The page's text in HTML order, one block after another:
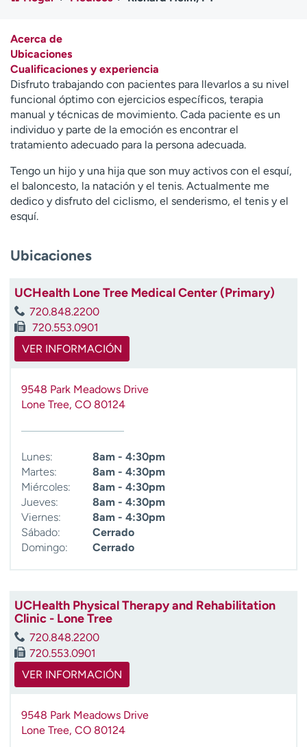
Ready. Set. CO.
Ensayos clínicos
Atención a medios de
comunicación
Contáctenos Noticias e historias
A
y
ú
d
a
m
e
n
o
n
Acerca de
Ubicaciones
Cualificaciones y experiencia
Disfruto trabajando con pacientes para llevarlos a su nivel
funcional óptimo con ejercicios específicos, terapia
manual y técnicas de movimiento. Cada paciente es un
individuo y parte de la emoción es encontrar el
tratamiento adecuado para la persona adecuada.
Tengo un hijo y una hija que son muy activos con el esquí,
el baloncesto, la natación y el tenis. Actualmente me
dedico y disfruto del ciclismo, el senderismo, el tenis y el
esquí.
Ubicaciones
UCHealth Lone Tree Medical Center (Primary)
720.848.2200
720.553.0901
VER INFORMACIÓN
9548 Park Meadows Drive
Lone Tree, CO 80124
Lunes:
8am - 4:30pm
Martes:
8am - 4:30pm
Miércoles:
8am - 4:30pm
Jueves:
8am - 4:30pm
Viernes:
8am - 4:30pm
Sábado:
Cerrado
Domingo:
Cerrado
UCHealth Physical Therapy and Rehabilitation
Clinic - Lone Tree
720.848.2200
720.553.0901
VER INFORMACIÓN
9548 Park Meadows Drive
Lone Tree, CO 80124